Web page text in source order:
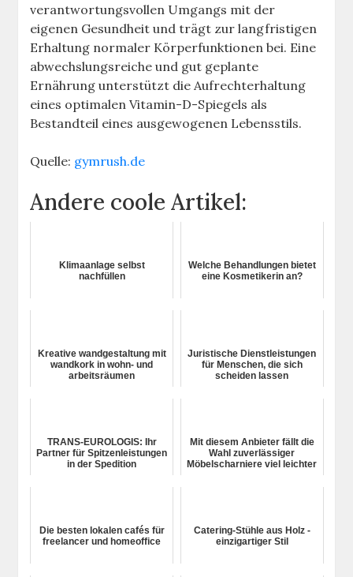
verantwortungsvollen Umgangs mit der
eigenen Gesundheit und trägt zur langfristigen
Erhaltung normaler Körperfunktionen bei. Eine
abwechslungsreiche und gut geplante
Ernährung unterstützt die Aufrechterhaltung
eines optimalen Vitamin-D-Spiegels als
Bestandteil eines ausgewogenen Lebensstils.
Quelle: gymrush.de
Andere coole Artikel:
Klimaanlage selbst
nachfüllen
Welche Behandlungen bietet
eine Kosmetikerin an?
Kreative wandgestaltung mit
wandkork in wohn- und
arbeitsräumen
Juristische Dienstleistungen
für Menschen, die sich
scheiden lassen
TRANS-EUROLOGIS: Ihr
Partner für Spitzenleistungen
in der Spedition
Mit diesem Anbieter fällt die
Wahl zuverlässiger
Möbelscharniere viel leichter
Die besten lokalen cafés für
freelancer und homeoffice
Catering-Stühle aus Holz -
einzigartiger Stil